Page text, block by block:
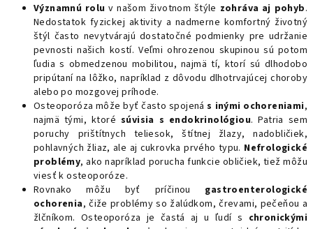
Významnú rolu v našom životnom štýle zohráva aj pohyb.
Nedostatok fyzickej aktivity a nadmerne komfortný životný
štýl často nevytvárajú dostatočné podmienky pre udržanie
pevnosti našich kostí. Veľmi ohrozenou skupinou sú potom
ľudia s obmedzenou mobilitou, najmä tí, ktorí sú dlhodobo
pripútaní na lôžko, napríklad z dôvodu dlhotrvajúcej choroby
alebo po mozgovej príhode.
Osteoporóza môže byť často spojenás inými ochoreniami,
najmä tými, ktoré súvisia s endokrinológiou. Patria sem
poruchy prištítnych teliesok, štítnej žlazy, nadobličiek,
pohlavných žliaz, ale aj cukrovka prvého typu. Nefrologické
problémy, ako napríklad porucha funkcie obličiek, tiež môžu
viesť k osteoporóze.
Rovnako môžu byť príčinou gastroenterologické
ochorenia, čiže problémy so žalúdkom, črevami, pečeňou a
žlčníkom. Osteoporóza je častá aj u ľudí s chronickými